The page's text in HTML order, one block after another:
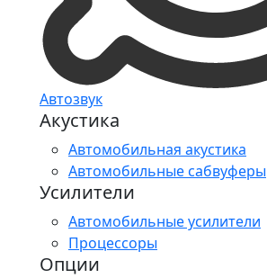
Автозвук
Акустика
Автомобильная акустика
Автомобильные сабвуферы
Усилители
Автомобильные усилители
Процессоры
Опции